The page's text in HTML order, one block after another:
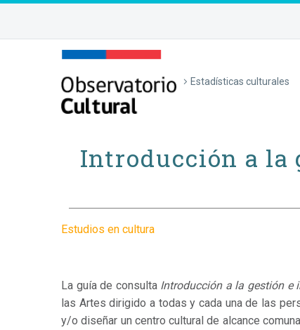
Estadísticas culturales
Introducción a la
Estudios en cultura
La guía de consulta Introducción a la gestión e
las Artesdirigido a todas y cada una de las
y/o diseñar un centro cultural de alcance